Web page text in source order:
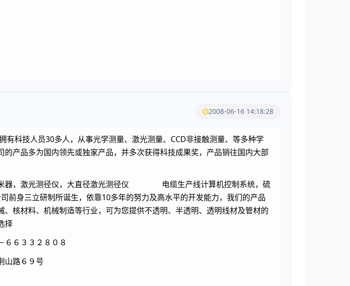
2008-06-16 14:18:28
科技人员30多人，从事光学测量、激光测量、CCD非接触测量、等多种学
产品多为国内领先或独家产品，并多次获得科技成果奖，产品销往国内大部
米器，激光测径仪，大直径激光测径仪 电缆生产线计算机控制系统，硫
身三立研制所诞生，依靠10多年的努力及高水平的开发能力，我们的产品
核材料、机械制造等行业，可为您提供不透明、半透明、透明线材及管材的
，是您提高产品质量的理想选择
６３３２８０８
路６９号